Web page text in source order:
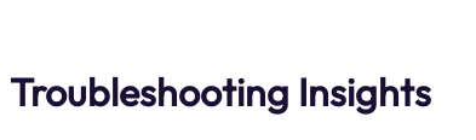
Troubleshooting Insights